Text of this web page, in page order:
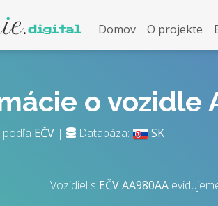
Domov O projekte
o vozidle
podľa EČV | Databáza: SK
Vozidiel s EČV AA980AA